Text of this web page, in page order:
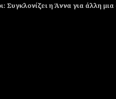
Συγκλονίζει η Άννα για άλλη